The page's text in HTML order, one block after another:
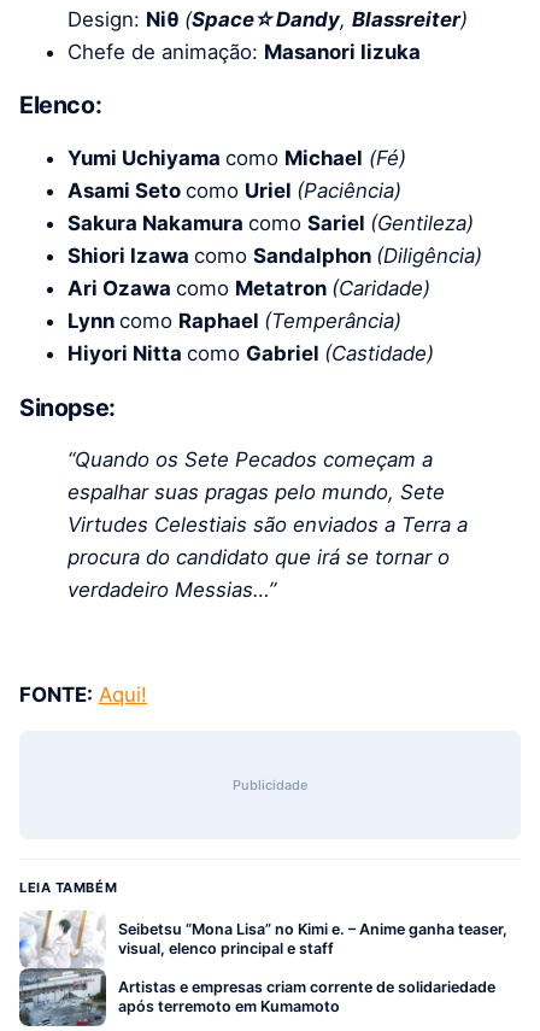
Design: Niθ (Space☆Dandy, Blassreiter)
Chefe de animação: Masanori Iizuka
Elenco:
Yumi Uchiyama como Michael (Fé)
Asami Seto como Uriel (Paciência)
Sakura Nakamura como Sariel (Gentileza)
Shiori Izawa como Sandalphon (Diligência)
Ari Ozawa como Metatron (Caridade)
Lynn como Raphael (Temperância)
Hiyori Nitta como Gabriel (Castidade)
Sinopse:
“Quando os Sete Pecados começam a
espalhar suas pragas pelo mundo, Sete
Virtudes Celestiais são enviados a Terra a
procura do candidato que irá se tornar o
verdadeiro Messias…”
FONTE: Aqui!
Publicidade
LEIA TAMBÉM
Seibetsu “Mona Lisa” no Kimi e. – Anime ganha teaser,
visual, elenco principal e staff
Artistas e empresas criam corrente de solidariedade
após terremoto em Kumamoto